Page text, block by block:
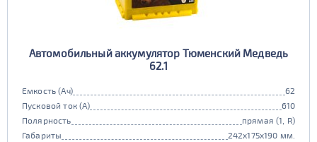
Автомобильный аккумулятор Тюменский Медведь
62.1
Емкость (Ач)
62
Пусковой ток (А)
610
Полярность
прямая (1, R)
Габариты
242x175x190 мм.